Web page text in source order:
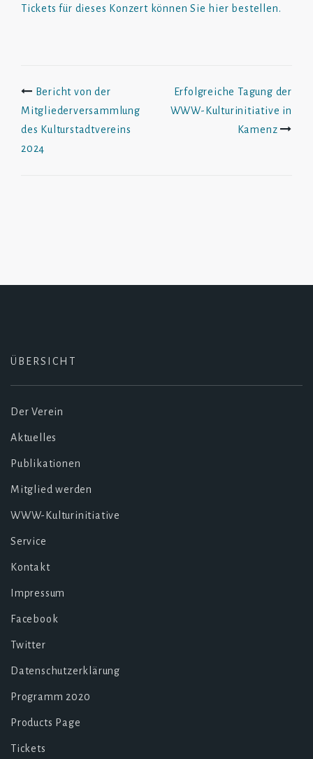
Tickets für dieses Konzert können Sie hier bestellen.
Beitrags-
Navigation
Bericht von der
Mitgliederversammlung
des Kulturstadtvereins
2024
Erfolgreiche Tagung der
WWW-Kulturinitiative in
Kamenz
ÜBERSICHT
Der Verein
Aktuelles
Publikationen
Mitglied werden
WWW-Kulturinitiative
Service
Kontakt
Impressum
Facebook
Twitter
Datenschutzerklärung
Programm 2020
Products Page
Tickets